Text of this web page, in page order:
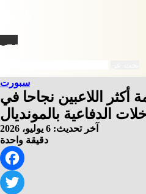
سبورت
اللاعبين نجاحا في
الدفاعية بالمونديال
آخر تحديث: 6 يوليو، 2026
دقيقة واحدة